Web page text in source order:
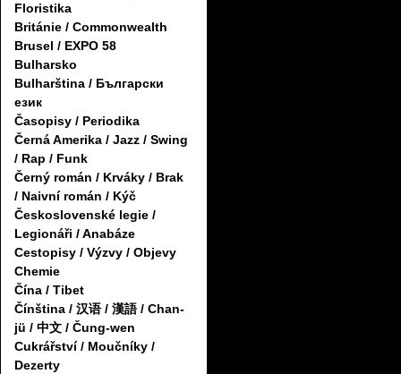
Floristika
Británie / Commonwealth
Brusel / EXPO 58
Bulharsko
Bulharština / Български
език
Časopisy / Periodika
Černá Amerika / Jazz / Swing
/ Rap / Funk
Černý román / Krváky / Brak
/ Naivní román / Kýč
Československé legie /
Legionáři / Anabáze
Cestopisy / Výzvy / Objevy
Chemie
Čína / Tibet
Čínština / 汉语 / 漢語 / Chan-
jü / 中文 / Čung-wen
Cukrářství / Moučníky /
Dezerty